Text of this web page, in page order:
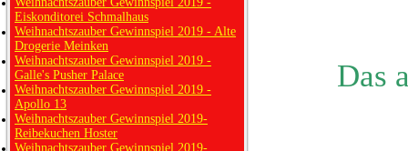
Das
Eiskonditorei Schmalhaus
Weihnachtszauber Gewinnspiel 2019 - Alte
Drogerie Meinken
Weihnachtszauber Gewinnspiel 2019 -
Galle's Pusher Palace
Weihnachtszauber Gewinnspiel 2019 -
Apollo 13
Weihnachtszauber Gewinnspiel 2019-
Reibekuchen Hoster
Weihnachtszauber Gewinnspiel 2019-